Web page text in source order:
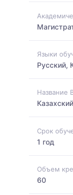
Языки
Русский,
Название
Срок
1 год
Объем
60